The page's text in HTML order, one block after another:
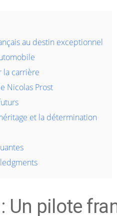
au destin exceptionnel
la carrière
Nicolas Prost
et la détermination
Un pilote